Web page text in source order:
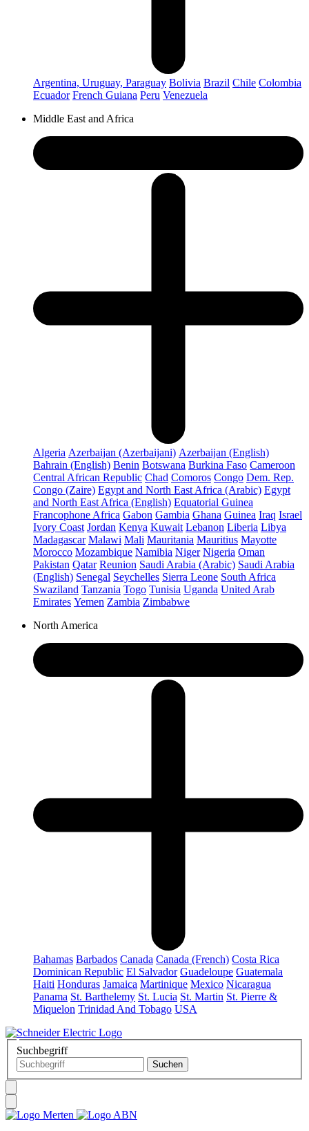
Argentina, Uruguay, Paraguay Bolivia Brazil Chile Colombia
Ecuador French Guiana Peru Venezuela
Middle East and Africa
Algeria Azerbaijan (Azerbaijani) Azerbaijan (English)
Bahrain (English) Benin Botswana Burkina Faso Cameroon
Central African Republic Chad Comoros Congo Dem. Rep.
Congo (Zaire) Egypt and North East Africa (Arabic) Egypt
and North East Africa (English) Equatorial Guinea
Francophone Africa Gabon Gambia Ghana Guinea Iraq Israel
Ivory Coast Jordan Kenya Kuwait Lebanon Liberia Libya
Madagascar Malawi Mali Mauritania Mauritius Mayotte
Morocco Mozambique Namibia Niger Nigeria Oman
Pakistan Qatar Reunion Saudi Arabia (Arabic) Saudi Arabia
(English) Senegal Seychelles Sierra Leone South Africa
Swaziland Tanzania Togo Tunisia Uganda United Arab
Emirates Yemen Zambia Zimbabwe
North America
Bahamas Barbados Canada Canada (French) Costa Rica
Dominican Republic El Salvador Guadeloupe Guatemala
Haiti Honduras Jamaica Martinique Mexico Nicaragua
Panama St. Barthelemy St. Lucia St. Martin St. Pierre &
Miquelon Trinidad And Tobago USA
Suchbegriff